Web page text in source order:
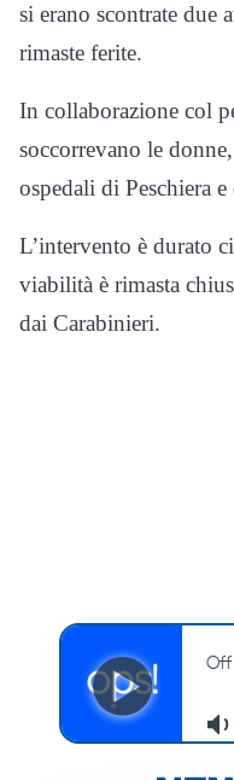
si erano scontrate due
rimaste ferite.
In collaborazione col
soccorrevano le
ospedali di Peschiera
L’intervento è durato
viabilità è rimasta
dai Carabinieri.